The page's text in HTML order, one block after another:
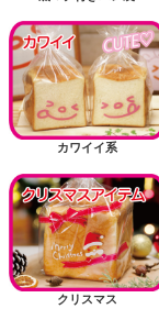
カワイイ系
クリスマス